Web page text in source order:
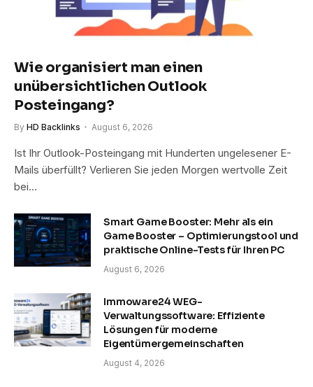
Wie organisiert man einen
unübersichtlichen Outlook
Posteingang?
By HD Backlinks August 6, 2026
Ist Ihr Outlook-Posteingang mit Hunderten ungelesener E-
Mails überfüllt? Verlieren Sie jeden Morgen wertvolle Zeit
bei…
Smart Game Booster: Mehr als ein
Game Booster – Optimierungstool und
praktische Online-Tests für Ihren PC
August 6, 2026
Immoware24 WEG-
Verwaltungssoftware: Effiziente
Lösungen für moderne
Eigentümergemeinschaften
August 4, 2026